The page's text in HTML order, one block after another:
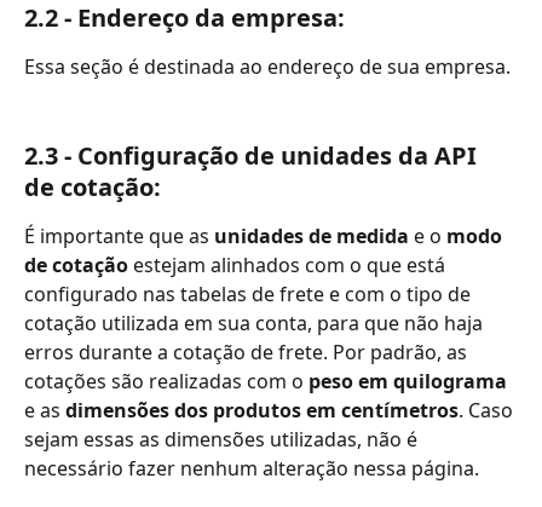
2.2 - Endereço da empresa:
Essa seção é destinada ao endereço de sua empresa.
2.3 - Configuração de unidades da API
de cotação:
É importante que as unidades de medida e o modo
de cotação estejam alinhados com o que está
configurado nas tabelas de frete e com o tipo de
cotação utilizada em sua conta, para que não haja
erros durante a cotação de frete. Por padrão, as
cotações são realizadas com o peso em quilograma
e as dimensões dos produtos em centímetros. Caso
sejam essas as dimensões utilizadas, não é
necessário fazer nenhum alteração nessa página.